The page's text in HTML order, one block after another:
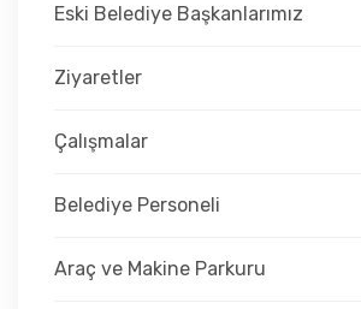
Eski Belediye Başkanlarımız
Ziyaretler
Çalışmalar
Belediye Personeli
Araç ve Makine Parkuru